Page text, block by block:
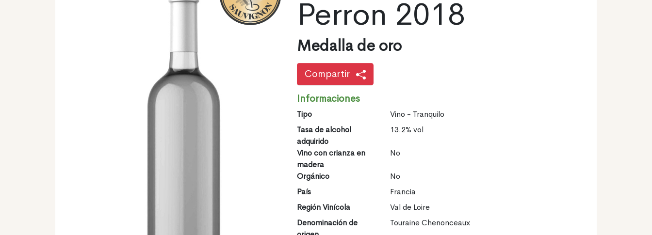
Perron 2018
Medalla de oro
Compartir
Informaciones
Tipo
Vino - Tranquilo
Tasa de alcohol
adquirido
13.2% vol
Vino con crianza en
madera
No
Orgánico
No
País
Francia
Región Vinícola
Val de Loire
Denominación de
Touraine Chenonceaux